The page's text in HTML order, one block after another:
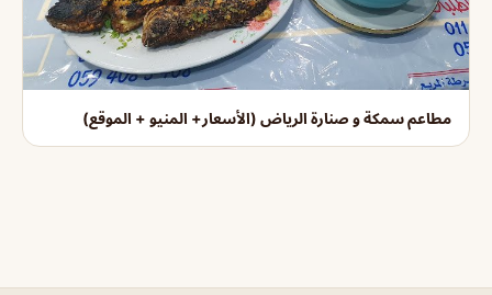
مطاعم سمكة و صنارة الرياض (الأسعار+ المنيو + الموقع)